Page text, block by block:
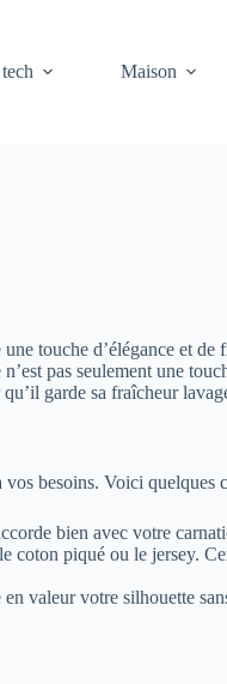
Maison
touche d’élégance et
pas seulement une
garde sa fraîcheur
besoins. Voici quelques
bien avec votre
coton piqué ou le jersey.
valeur votre silhouette